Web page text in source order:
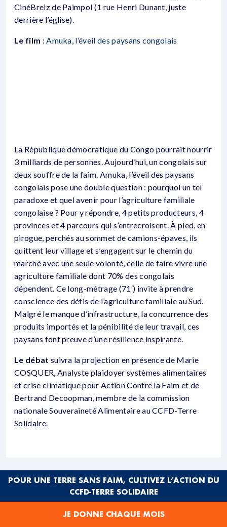
CinéBreiz de Paimpol (1 rue Henri Dunant, juste
derrière l’église).
Le film :Amuka, l’éveil des paysans congolais
La République démocratique du Congo pourrait nourrir
3 milliards de personnes. Aujourd’hui, un congolais sur
deux souffre de la faim. Amuka, l’éveil des paysans
congolais pose une double question : pourquoi un tel
paradoxe et quel avenir pour l’agriculture familiale
congolaise ? Pour y répondre, 4 petits producteurs, 4
provinces et 4 parcours qui s’entrecroisent. À pied, en
pirogue, perchés au sommet de camions-épaves, ils
quittent leur village et s’engagent sur le chemin du
marché avec une seule volonté, celle de faire vivre une
agriculture familiale dont 70% des congolais
dépendent. Ce long-métrage (71′) invite à prendre
conscience des défis de l’agriculture familiale au Sud.
Malgré le manque d’infrastructure, la concurrence des
produits importés et la pénibilité de leur travail, ces
paysans font preuve d’une résilience inspirante.
Le débat suivra la projection en présence de Marie
COSQUER, Analyste plaidoyer systèmes alimentaires
et crise climatique pour Action Contre la Faim et de
Bertrand Decoopman, membre de la commission
nationale Souveraineté Alimentaire au CCFD-Terre
Solidaire.
POUR UNE TERRE SANS FAIM, CULTIVEZ L’ACTION DU
CCFD-TERRE SOLIDAIRE
JE DONNE CHAQUE MOIS